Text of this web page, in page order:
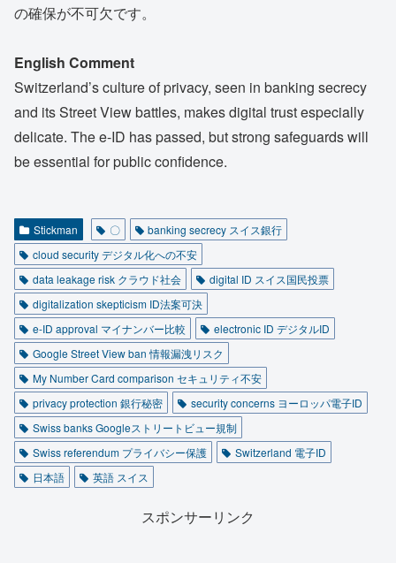
の確保が不可欠です。
English Comment
Switzerland’s culture of privacy, seen in banking secrecy
and its Street View battles, makes digital trust especially
delicate. The e-ID has passed, but strong safeguards will
be essential for public confidence.
Stickman 〇
banking secrecy スイス銀行
cloud security デジタル化への不安
data leakage risk クラウド社会
digital ID スイス国民投票
digitalization skepticism ID法案可決
e-ID approval マイナンバー比較
electronic ID デジタルID
Google Street View ban 情報漏洩リスク
My Number Card comparison セキュリティ不安
privacy protection 銀行秘密
security concerns ヨーロッパ電子ID
Swiss banks Googleストリートビュー規制
Swiss referendum プライバシー保護
Switzerland 電子ID
日本語
英語 スイス
スポンサーリンク